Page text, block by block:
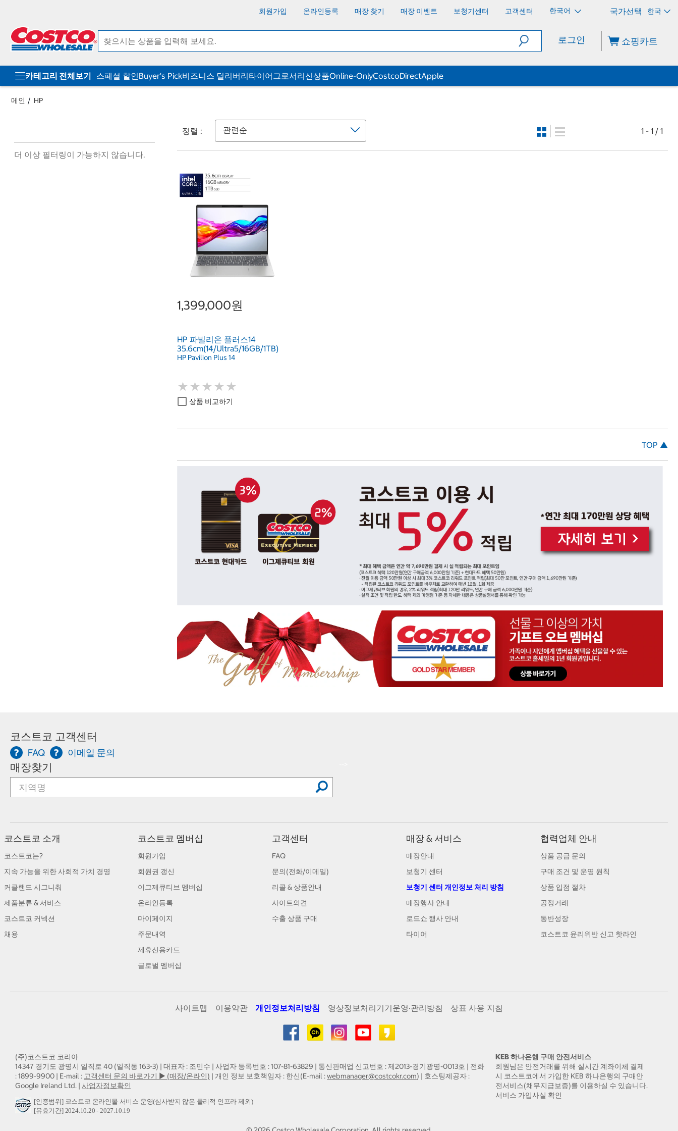
회원가입 온라인등록 매장 찾기 매장 이벤트 보청기센터 고객센터 한국어 한국
로그인 쇼핑카트
카테고리 전체보기 스페셜 할인Buyer's Pick비즈니스 딜리버리타이어그로서리신상품Online-OnlyCostcoDirectApple
메인 HP
더 이상 필터링이 가능하지 않습니다.
정렬 : 1 - 1 / 1
1,399,000원
HP 파빌리온 플러스14
35.6cm(14/Ultra5/16GB/1TB)
HP Pavilion Plus 14
★ ★ ★ ★ ★
★ ★ ★ ★ ★
상품 비교하기
TOP ▲
코스트코 고객센터
FAQ 이메일 문의
매장찾기
코스트코 소개
코스트코는?
지속 가능을 위한 사회적 가치 경영
커클랜드 시그니춰
제품분류 & 서비스
코스트코 커넥션
채용
코스트코 멤버십
회원가입
회원권 갱신
이그제큐티브 멤버십
온라인등록
마이페이지
주문내역
제휴신용카드
글로벌 멤버십
고객센터
FAQ
문의(전화/이메일)
리콜 & 상품안내
사이트의견
수출 상품 구매
매장 & 서비스
매장안내
보청기 센터
보청기 센터 개인정보 처리 방침
매장행사 안내
로드쇼 행사 안내
타이어
협력업체 안내
상품 공급 문의
구매 조건 및 운영 원칙
상품 입점 절차
공정거래
동반성장
코스트코 윤리위반 신고 핫라인
사이트맵 이용약관 개인정보처리방침 영상정보처리기기운영·관리방침 상표 사용 지침
(주)코스트코 코리아
14347 경기도 광명시 일직로 40 (일직동 163-3) | 대표자 : 조민수 | 사업자 등록번호 : 107-81-63829 | 통신판매업 신고번호 : 제2013-경기광명-0013호 | 전화
: 1899-9900 | E-mail : 고객센터 문의 바로가기 ▶ (매장/온라인) | 개인 정보 보호책임자 : 한신(E-mail :webmanager@costcokr.com) | 호스팅제공자 :
Google Ireland Ltd. | 사업자정보확인
[인증범위] 코스트코 온라인몰 서비스 운영(심사받지 않은 물리적 인프라 제외)
[유효기간] 2024.10.20 - 2027.10.19
KEB 하나은행 구매 안전서비스
회원님은 안전거래를 위해 실시간 계좌이체 결제
시 코스트코에서 가입한 KEB 하나은행의 구매안
전서비스(채무지급보증)를 이용하실 수 있습니다.
서비스 가입사실 확인